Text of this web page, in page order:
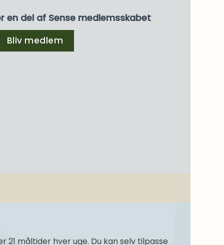
en del af Sense medlemsskabet
Bliv medlem
måltider hver uge. Du kan selv tilpasse